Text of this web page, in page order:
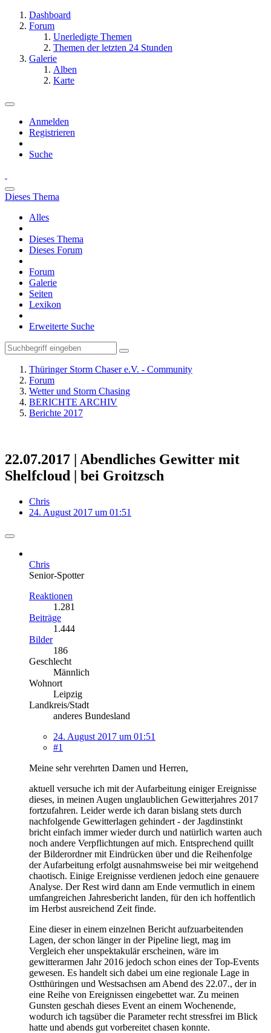
Dashboard
Forum
Unerledigte Themen
Themen der letzten 24 Stunden
Galerie
Alben
Karte
Anmelden
Registrieren
Suche
Dieses Thema
Alles
Dieses Thema
Dieses Forum
Forum
Galerie
Seiten
Lexikon
Erweiterte Suche
Thüringer Storm Chaser e.V. - Community
Forum
Wetter und Storm Chasing
BERICHTE ARCHIV
Berichte 2017
22.07.2017 | Abendliches Gewitter mit
Shelfcloud | bei Groitzsch
Chris
24. August 2017 um 01:51
Chris
Senior-Spotter
Reaktionen
1.281
Beiträge
1.444
Bilder
186
Geschlecht
Männlich
Wohnort
Leipzig
Landkreis/Stadt
anderes Bundesland
24. August 2017 um 01:51
#1
Meine sehr verehrten Damen und Herren,
aktuell versuche ich mit der Aufarbeitung einiger Ereignisse
dieses, in meinen Augen unglaublichen Gewitterjahres 2017
fortzufahren. Leider werde ich daran bislang stets durch
nachfolgende Gewitterlagen gehindert - der Jagdinstinkt
bricht einfach immer wieder durch und natürlich warten auch
noch andere Verpflichtungen auf mich. Entsprechend quillt
der Bilderordner mit Eindrücken über und die Reihenfolge
der Aufarbeitung erfolgt ausnahmsweise bei mir weitgehend
chaotisch. Einige Ereignisse verdienen jedoch eine genauere
Analyse. Der Rest wird dann am Ende vermutlich in einem
umfangreichen Jahresbericht landen, für den ich hoffentlich
im Herbst ausreichend Zeit finde.
Eine dieser in einem einzelnen Bericht aufzuarbeitenden
Lagen, der schon länger in der Pipeline liegt, mag im
Vergleich eher unspektakulär erscheinen, wäre im
gewitterarmen Jahr 2016 jedoch schon eines der Top-Events
gewesen. Es handelt sich dabei um eine regionale Lage in
Ostthüringen und Westsachsen am Abend des 22.07., der in
eine Reihe von Ereignissen eingebettet war. Zu meinen
Gunsten geschah dieses Event an einem Wochenende,
wodurch ich tagsüber die Parameter recht stressfrei im Blick
hatte und abends gut vorbereitet chasen konnte.